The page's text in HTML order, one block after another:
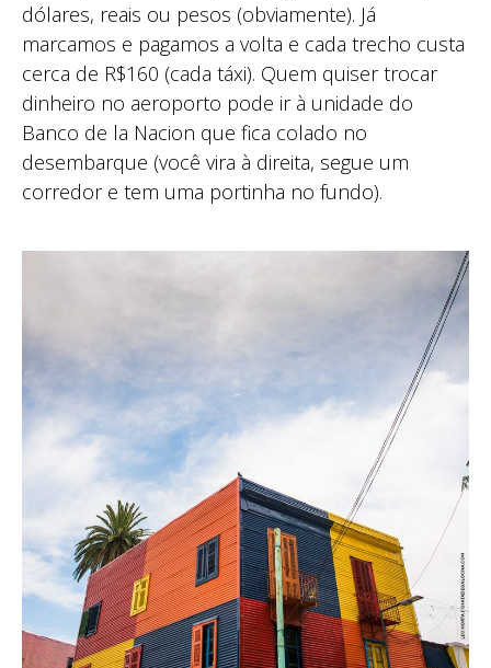
dólares, reais ou pesos (obviamente). Já
marcamos e pagamos a volta e cada trecho custa
cerca de R$160 (cada táxi). Quem quiser trocar
dinheiro no aeroporto pode ir à unidade do
Banco de la Nacion que fica colado no
desembarque (você vira à direita, segue um
corredor e tem uma portinha no fundo).